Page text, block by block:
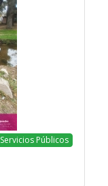
Servicios Públicos